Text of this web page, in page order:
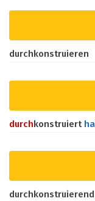
durchkonstruieren
durchkonstruiert
durchkonstruierend